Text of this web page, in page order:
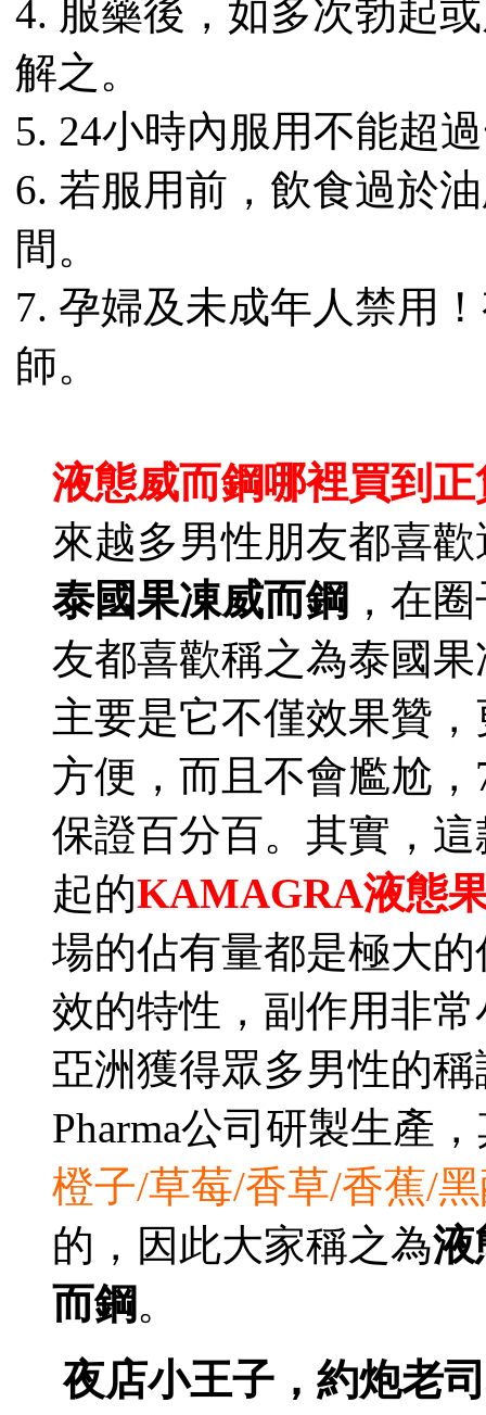
4. 服藥後，如多次勃起
解之。
5. 24小時內服用不能超
6. 若服用前，飲食過於
間。
7. 孕婦及未成年人禁用
師。
液態威而鋼哪裡買到
來越多男性朋友都喜
泰國果凍威而鋼 ，在
友都喜歡稱之為泰國
主要是它不僅效果贊
方便，而且不會尷尬
保證百分百。其實，這
起的KAMAGRA液態
場的佔有量都是極大
效的特性，副作用非
亞洲獲得眾多男性的
Pharma公司研製生產
橙子/草莓/香草/香蕉/
的，因此大家稱之為液
而鋼。
夜店小王子，約炮老